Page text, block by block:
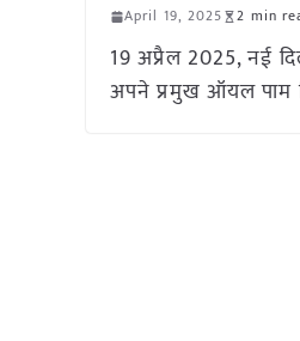
April 19, 2025 2 min
19 अप्रैल 2025, नई
अपने प्रमुख ऑयल पाम